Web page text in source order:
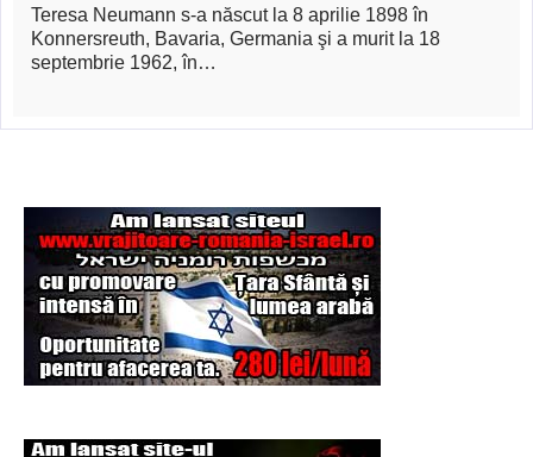
Teresei Neumann
Derba, un oraş
regele Arthur
Şi-a vândut soţia
pentru un ritual de
magie neagră
Teresa Neumann s-a născut la 8 aprilie 1898 în
Konnersreuth, Bavaria, Germania şi a murit la 18
septembrie 1962, în…